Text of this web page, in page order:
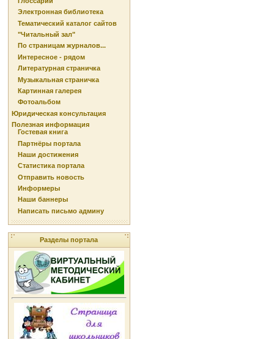
Электронная библиотека
Тематический каталог сайтов
"Читальный зал"
По страницам журналов...
Интересное - рядом
Литературная страничка
Музыкальная страничка
Картинная галерея
Фотоальбом
Юридическая консультация
Полезная информация
Гостевая книга
Партнёры портала
Наши достижения
Статистика портала
Отправить новость
Информеры
Наши баннеры
Написать письмо админу
Разделы портала